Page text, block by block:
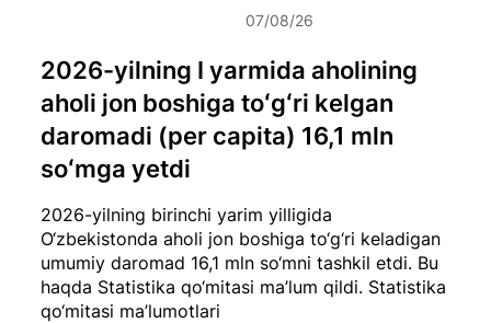
2026-yilning birinchi yarim yilligida
O‘zbekistonda aholi jon boshiga to‘g‘ri keladigan
umumiy daromad 16,1 mln so‘mni tashkil etdi. Bu
haqda Statistika qo‘mitasi ma’lum qildi. Statistika
qo‘mitasi ma’lumotlari
2026-yilning I yarmida aholining
aholi jon boshiga toʻgʻri kelgan
daromadi (per capita) 16,1 mln
soʻmga yetdi
07/08/26